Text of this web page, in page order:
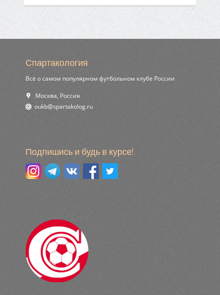
Спартакология
Всё о самом популярном футбольном клубе России
Москва, Россия
ur.golokatraps@bkuo
Подпишись и будь в курсе!